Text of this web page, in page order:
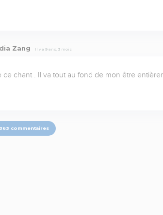
Zang Il y a 9 ans, 3 mois
ce chant . Il va tout au fond de mon être
commentaires